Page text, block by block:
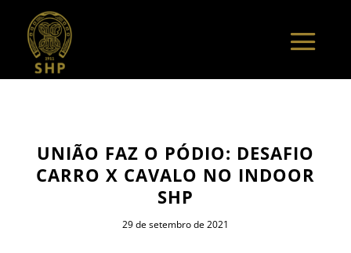
UNIÃO FAZ O PÓDIO: DESAFIO
CARRO X CAVALO NO INDOOR
SHP
29 de setembro de 2021